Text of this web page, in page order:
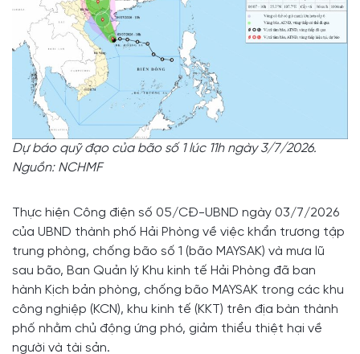
Dự báo quỹ đạo của bão số 1 lúc 11h ngày 3/7/2026.
Nguồn: NCHMF
Thực hiện Công điện số 05/CĐ-UBND ngày 03/7/2026
của UBND thành phố Hải Phòng về việc khẩn trương tập
trung phòng, chống bão số 1 (bão MAYSAK) và mưa lũ
sau bão, Ban Quản lý Khu kinh tế Hải Phòng đã ban
hành Kịch bản phòng, chống bão MAYSAK trong các khu
công nghiệp (KCN), khu kinh tế (KKT) trên địa bàn thành
phố nhằm chủ động ứng phó, giảm thiểu thiệt hại về
người và tài sản.